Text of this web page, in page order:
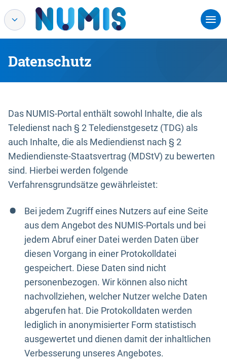
Datenschutz
Das NUMIS-Portal enthält sowohl Inhalte, die als
Teledienst nach § 2 Teledienstgesetz (TDG) als
auch Inhalte, die als Mediendienst nach § 2
Mediendienste-Staatsvertrag (MDStV) zu bewerten
sind. Hierbei werden folgende
Verfahrensgrundsätze gewährleistet:
Bei jedem Zugriff eines Nutzers auf eine Seite
aus dem Angebot des NUMIS-Portals und bei
jedem Abruf einer Datei werden Daten über
diesen Vorgang in einer Protokolldatei
gespeichert. Diese Daten sind nicht
personenbezogen. Wir können also nicht
nachvollziehen, welcher Nutzer welche Daten
abgerufen hat. Die Protokolldaten werden
lediglich in anonymisierter Form statistisch
ausgewertet und dienen damit der inhaltlichen
Verbesserung unseres Angebotes.